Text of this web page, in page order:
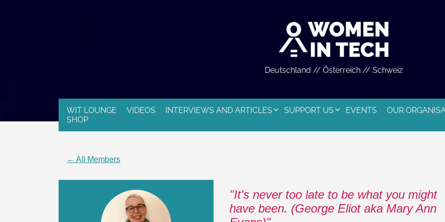
Deutschland // Österreich // Schweiz
WIT LOUNGE VIDEOS INTERVIEWS AND ARTICLES SUPPORT US EVENTS
OUR
SHOP
← All Members
It's never too late to be what you might
have been. (George Eliot aka Mary Ann